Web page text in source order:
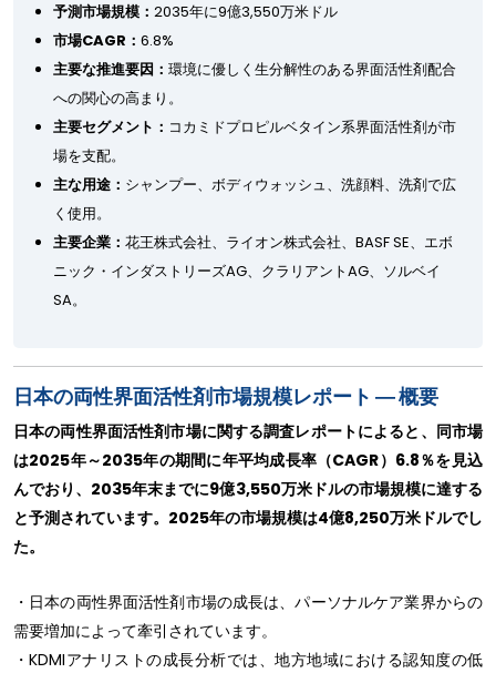
予測市場規模： 2035年に9億3,550万米ドル
市場CAGR： 6.8%
主要な推進要因： 環境に優しく生分解性のある界面活性剤配合
への関心の高まり。
主要セグメント： コカミドプロピルベタイン系界面活性剤が市
場を支配。
主な用途： シャンプー、ボディウォッシュ、洗顔料、洗剤で広
く使用。
主要企業： 花王株式会社、ライオン株式会社、BASF SE、エボ
ニック・インダストリーズAG、クラリアントAG、ソルベイ
SA。
日本の両性界面活性剤市場規模レポート ― 概要
日本の両性界面活性剤市場に関する調査レポートによると、同市場
は2025年～2035年の期間に年平均成長率（CAGR）6.8％を見込
んでおり、2035年末までに9億3,550万米ドルの市場規模に達する
と予測されています。2025年の市場規模は4億8,250万米ドルでし
た。
・日本の両性界面活性剤市場の成長は、パーソナルケア業界からの
需要増加によって牽引されています。
・KDMIアナリストの成長分析では、地方地域における認知度の低